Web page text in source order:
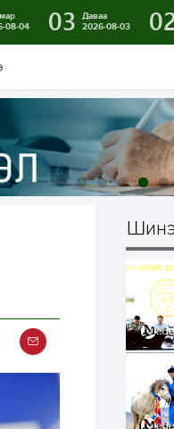
08-04
03
Даваа
2026-08-03